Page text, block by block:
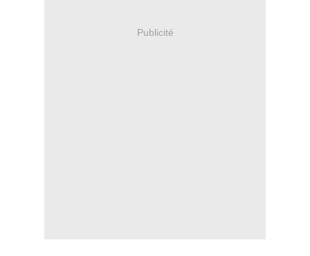
Publicité